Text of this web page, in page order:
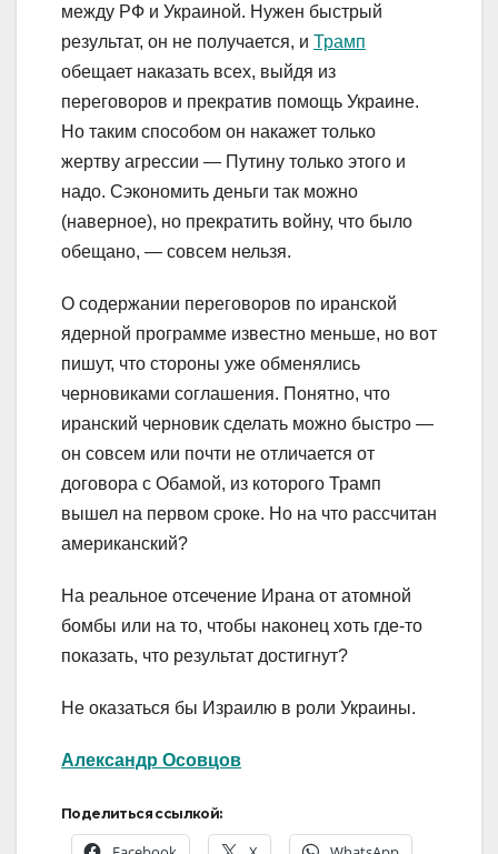
между РФ и Украиной. Нужен быстрый
результат, он не получается, и Трамп
обещает наказать всех, выйдя из
переговоров и прекратив помощь Украине.
Но таким способом он накажет только
жертву агрессии — Путину только этого и
надо. Сэкономить деньги так можно
(наверное), но прекратить войну, что было
обещано, — совсем нельзя.
О содержании переговоров по иранской
ядерной программе известно меньше, но вот
пишут, что стороны уже обменялись
черновиками соглашения. Понятно, что
иранский черновик сделать можно быстро —
он совсем или почти не отличается от
договора с Обамой, из которого Трамп
вышел на первом сроке. Но на что рассчитан
американский?
На реальное отсечение Ирана от атомной
бомбы или на то, чтобы наконец хоть где-то
показать, что результат достигнут?
Не оказаться бы Израилю в роли Украины.
Александр Осовцов
Поделиться ссылкой: